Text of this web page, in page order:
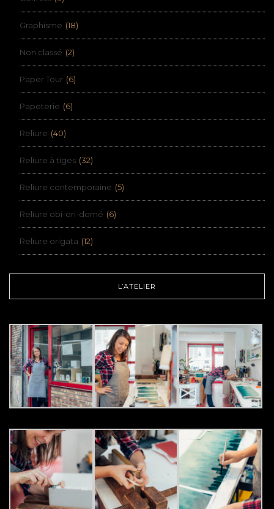
Graphisme (18)
Non classé (2)
Paper Tour (6)
Papeterie (6)
Reliure (40)
Reliure à tiges (32)
Reliure contemporaine (5)
Reliure obi-ori-domé (6)
Reliure origata (12)
L’ATELIER